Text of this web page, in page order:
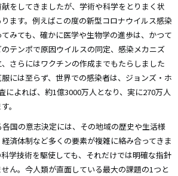
をしてきましたが、学術や科学をとりまく状
ます。例えばこの度の新型コロナウイルス感染
みても、確かに医学や生物学の進歩は、かつて
テンポで原因ウイルスの同定、感染メカニズ
さらにはワクチンの作成までもたらしました
には至らず、世界での感染者は、ジョンズ・ホ
によれば、約1億3000万人となり、実に270万人
。
国の意志決定には、その地域の歴史や生活様
済体制など多くの要素が複雑に絡み合ってきま
学技術を駆使しても、それだけでは明確な指針
ん。今人類が直面している最大の課題の1つと